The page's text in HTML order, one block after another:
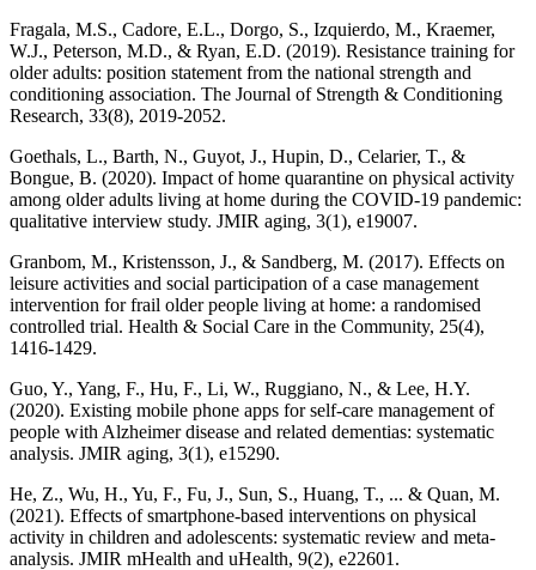
Fragala, M.S., Cadore, E.L., Dorgo, S., Izquierdo, M., Kraemer,
W.J., Peterson, M.D., & Ryan, E.D. (2019). Resistance training for
older adults: position statement from the national strength and
conditioning association. The Journal of Strength & Conditioning
Research, 33(8), 2019-2052.
Goethals, L., Barth, N., Guyot, J., Hupin, D., Celarier, T., &
Bongue, B. (2020). Impact of home quarantine on physical activity
among older adults living at home during the COVID-19 pandemic:
qualitative interview study. JMIR aging, 3(1), e19007.
Granbom, M., Kristensson, J., & Sandberg, M. (2017). Effects on
leisure activities and social participation of a case management
intervention for frail older people living at home: a randomised
controlled trial. Health & Social Care in the Community, 25(4),
1416-1429.
Guo, Y., Yang, F., Hu, F., Li, W., Ruggiano, N., & Lee, H.Y.
(2020). Existing mobile phone apps for self-care management of
people with Alzheimer disease and related dementias: systematic
analysis. JMIR aging, 3(1), e15290.
He, Z., Wu, H., Yu, F., Fu, J., Sun, S., Huang, T., ... & Quan, M.
(2021). Effects of smartphone-based interventions on physical
activity in children and adolescents: systematic review and meta-
analysis. JMIR mHealth and uHealth, 9(2), e22601.